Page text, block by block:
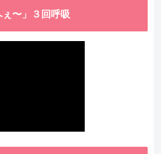
〜」３回呼吸